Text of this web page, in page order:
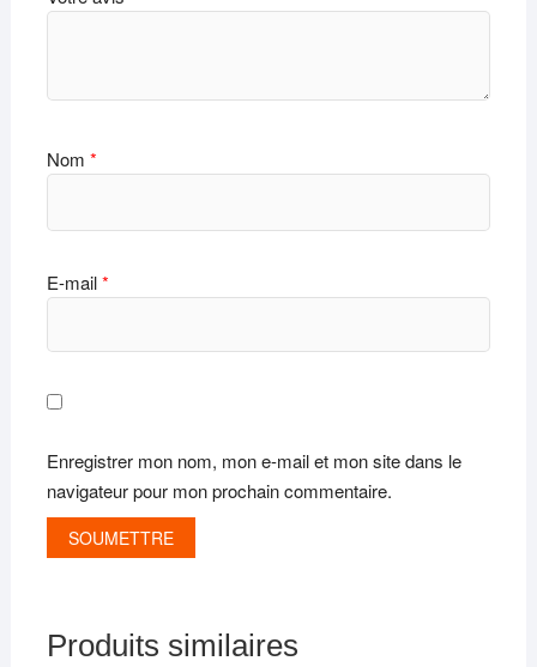
Nom *
E-mail*
Enregistrer mon nom, mon e-mail et mon site dans le
navigateur pour mon prochain commentaire.
Produits similaires